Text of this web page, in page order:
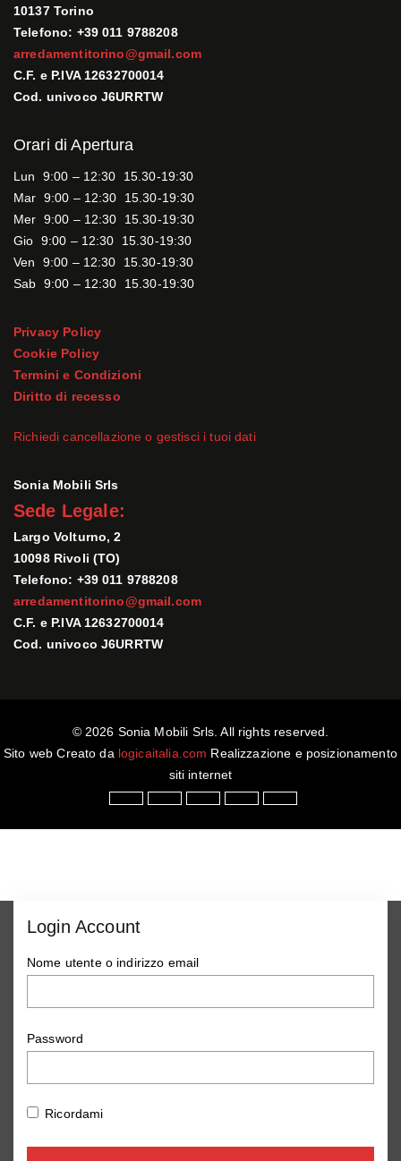
10137 Torino
Telefono: +39 011 9788208
arredamentitorino@gmail.com
C.F. e P.IVA 12632700014
Cod. univoco J6URRTW
Orari di Apertura
Lun 9:00 – 12:30 15.30-19:30
Mar 9:00 – 12:30 15.30-19:30
Mer 9:00 – 12:30 15.30-19:30
Gio 9:00 – 12:30 15.30-19:30
Ven 9:00 – 12:30 15.30-19:30
Sab 9:00 – 12:30 15.30-19:30
Privacy Policy
Cookie Policy
Termini e Condizioni
Diritto di recesso
Richiedi cancellazione o gestisci i tuoi dati
Sonia Mobili Srls
Sede Legale:
Largo Volturno, 2
10098 Rivoli (TO)
Telefono: +39 011 9788208
arredamentitorino@gmail.com
C.F. e P.IVA 12632700014
Cod. univoco J6URRTW
© 2026 Sonia Mobili Srls. All rights reserved.
Sito web Creato da logicaitalia.com Realizzazione e posizionamento
siti internet
Login Account
Nome utente o indirizzo email
Password
Ricordami